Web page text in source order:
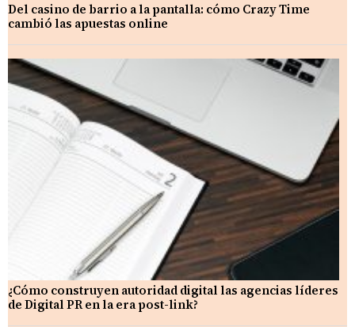
Del casino de barrio a la pantalla: cómo Crazy Time
cambió las apuestas online
¿Cómo construyen autoridad digital las agencias líderes
de Digital PR en la era post-link?